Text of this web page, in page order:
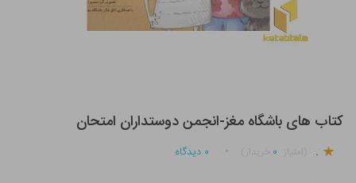
کتاب های باشگاه مغز-انجمن دوستداران امتحان
. ۰ ۰ دیدگاه